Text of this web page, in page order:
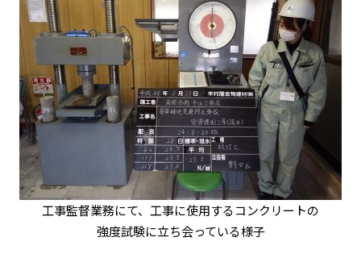
工事監督業務にて、工事に使用するコンクリートの
強度試験に立ち会っている様子